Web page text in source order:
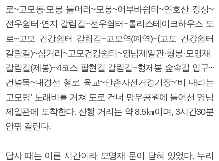
로~고모동·모봉 들머리~모봉~어부바쉼터~연호산 정상~
전우쉼터·연지 갈림길~전우쉼터~롤리스테이크하우스 도
로~고모 건강쉼터 갈림길~고모역(폐역)~(고모 건강쉼터
갈림길)~삼거리~고모건강쉼터~영남제일관·형봉·모명재
갈림길(제봉)~4코스 팔현길 갈림길~형제봉 숲속길 입구~
건널목~대경선 철로 육교~만촌자전거경기장~‘비 내리는
고모령’ 노래비를 거쳐 도로 건너 망우공원에 들어선 영남
제일관에 도착한다. 산행 거리는 약 8.5㎞이며, 3시간30분
안팎 걸린다.
답사 때는 이른 시간이라 모명재 문이 닫혀 있었다. 누리